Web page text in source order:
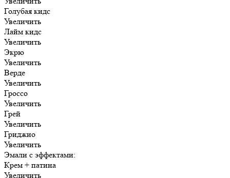
Голубая кидс
Увеличить
Лайм кидс
Увеличить
Экрю
Увеличить
Верде
Увеличить
Гроссо
Увеличить
Грей
Увеличить
Гриджио
Увеличить
Эмали с эффектами:
Крем + патина
Увеличить